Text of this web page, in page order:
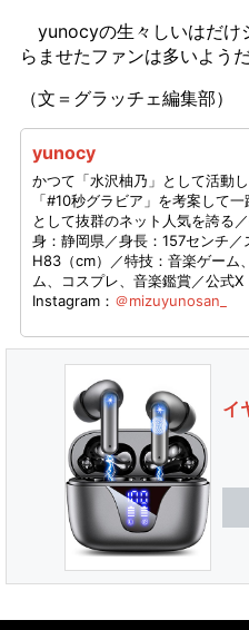
yunocyの生々しいはだけ
らませたファンは多いようだ
（文＝グラッチェ編集部）
yunocy
かつて「水沢柚乃」として活動
「#10秒グラビア」を考案して
として抜群のネット人気を誇る
身：静岡県／身長：157センチ
H83（cm）／特技：音楽ゲーム
ム、コスプレ、音楽鑑賞／公式X
Instagram： ＠mizuyunosan_
イ